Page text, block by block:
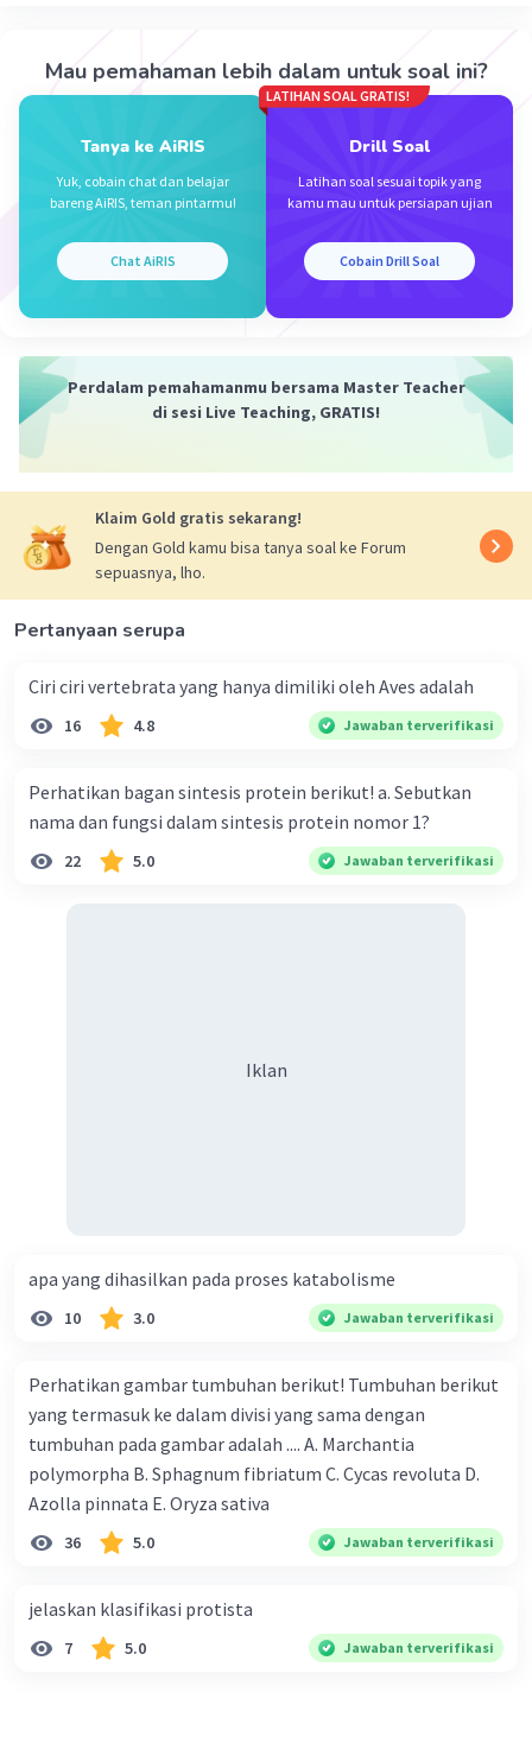
Beri Rating·5.0
03 Desember 2023 13:48
Mau pemahaman lebih dalam untuk soal ini?
Tanya ke AiRIS
Yuk, cobain chat dan belajar
bareng AiRIS, teman pintarmu!
Chat AiRIS
LATIHAN SOAL GRATIS!
Drill Soal
Latihan soal sesuai topik yang
kamu mau untuk persiapan ujian
Cobain Drill Soal
Perdalam pemahamanmu bersama Master Teacher
di sesi Live Teaching, GRATIS!
Klaim Gold gratis sekarang!
Dengan Gold kamu bisa tanya soal ke Forum
sepuasnya, lho.
Pertanyaan serupa
Ciri ciri vertebrata yang hanya dimiliki oleh Aves adalah
16 4.8 Jawaban terverifikasi
Perhatikan bagan sintesis protein berikut! a. Sebutkan
nama dan fungsi dalam sintesis protein nomor 1?
22 5.0 Jawaban terverifikasi
Iklan
apa yang dihasilkan pada proses katabolisme
10 3.0 Jawaban terverifikasi
Perhatikan gambar tumbuhan berikut! Tumbuhan berikut
yang termasuk ke dalam divisi yang sama dengan
tumbuhan pada gambar adalah .... A. Marchantia
polymorpha B. Sphagnum fibriatum C. Cycas revoluta D.
Azolla pinnata E. Oryza sativa
36 5.0 Jawaban terverifikasi
jelaskan klasifikasi protista
7 5.0 Jawaban terverifikasi